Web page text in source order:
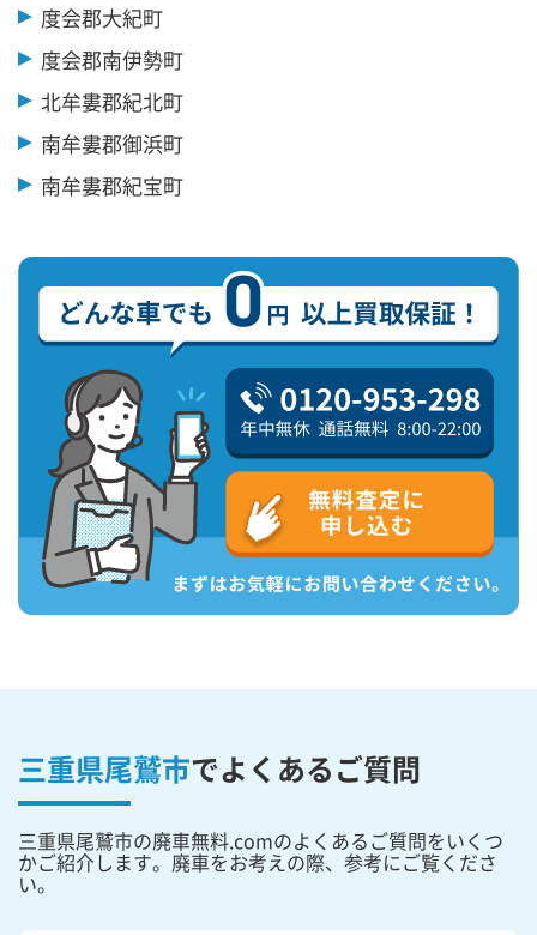
度会郡大紀町
度会郡南伊勢町
北牟婁郡紀北町
南牟婁郡御浜町
南牟婁郡紀宝町
三重県尾鷲市でよくあるご質問
三重県尾鷲市の廃車無料.comのよくあるご質問をいくつ
かご紹介します。廃車をお考えの際、参考にご覧くださ
い。